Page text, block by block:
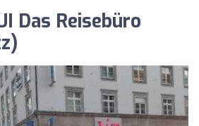
Das Reisebüro